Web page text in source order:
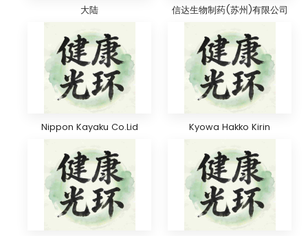
大陆 信达生物制药(苏州)有限公司
Nippon Kayaku Co.Lid Kyowa Hakko Kirin